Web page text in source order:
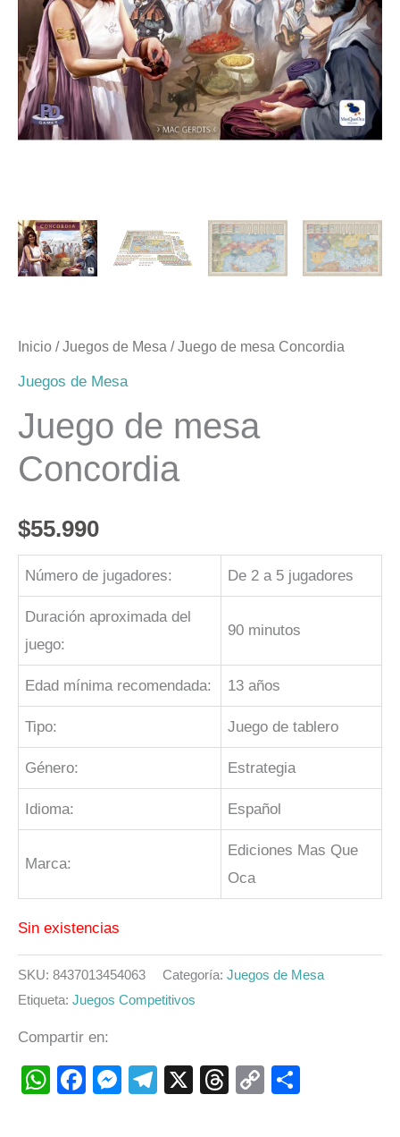
Inicio /Juegos de Mesa / Juego de mesa Concordia
Juegos de Mesa
Juego de mesa
Concordia
$55.990
Número de jugadores: De 2 a 5 jugadores
Duración aproximada del
juego:
90 minutos
Edad mínima recomendada: 13 años
Tipo: Juego de tablero
Género: Estrategia
Idioma: Español
Marca:
Ediciones Mas Que
Oca
Sin existencias
SKU: 8437013454063 Categoría: Juegos de Mesa
Etiqueta: Juegos Competitivos
Compartir en:
WhatsApp
Facebook
Messenger
Telegram
X Threads
Copy